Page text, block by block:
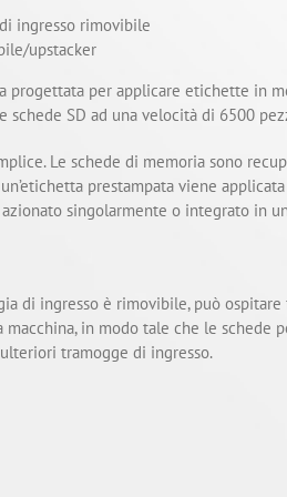
ingresso rimovibile
upstacker
progettata per applicare etichette in
SD ad una velocità di 6500
Le schede di memoria sono
prestampata viene
singolarmente o integrato in
di ingresso è rimovibile, può
in modo tale che le schede
tramogge di ingresso.